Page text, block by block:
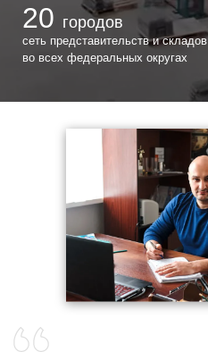
20 городов
сеть представительств и складов
во всех федеральных округах